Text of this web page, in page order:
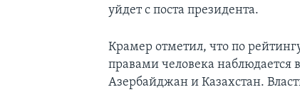
уйдет с поста президента.
Крамер отметил, что по
правами человека наблюдается
Азербайджан и Казахстан.